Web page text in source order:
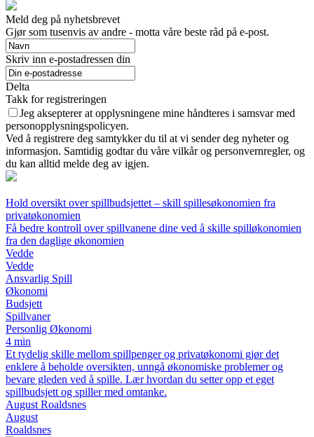
Meld deg på nyhetsbrevet
Gjør som tusenvis av andre - motta våre beste råd på e-post.
Skriv inn e-postadressen din
Delta
Takk for registreringen
Jeg aksepterer at opplysningene mine håndteres i samsvar med
personopplysningspolicyen.
Ved å registrere deg samtykker du til at vi sender deg nyheter og
informasjon. Samtidig godtar du våre vilkår og personvernregler, og
du kan alltid melde deg av igjen.
Hold oversikt over spillbudsjettet – skill spillesøkonomien fra
privatøkonomien
Få bedre kontroll over spillvanene dine ved å skille spilløkonomien
fra den daglige økonomien
Vedde
Vedde
Ansvarlig Spill
Økonomi
Budsjett
Spillvaner
Personlig Økonomi
4 min
Et tydelig skille mellom spillpenger og privatøkonomi gjør det
enklere å beholde oversikten, unngå økonomiske problemer og
bevare gleden ved å spille. Lær hvordan du setter opp et eget
spillbudsjett og spiller med omtanke.
August Roaldsnes
August
Roaldsnes